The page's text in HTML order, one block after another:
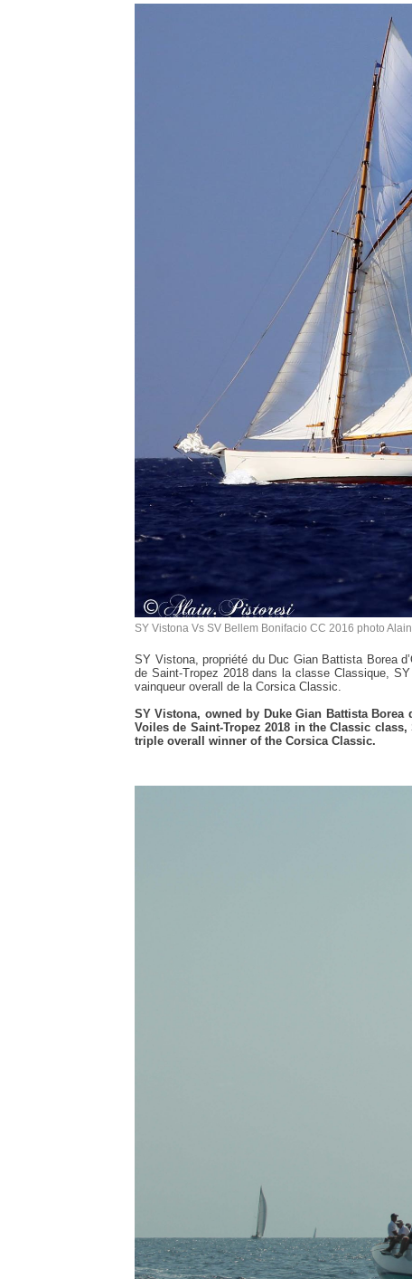
SY Vistona Vs SV Bellem Bonifacio CC 2016 photo
SY Vistona, propriété du Duc Gian Battista Borea
de Saint-Tropez 2018 dans la classe Classique,
vainqueur overall de la Corsica Classic.
SY Vistona, owned by Duke Gian Battista
Voiles de Saint-Tropez 2018 in the Classic
triple overall winner of the Corsica Classic.